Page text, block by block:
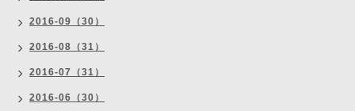
2016-09（30）
2016-08（31）
2016-07（31）
2016-06（30）